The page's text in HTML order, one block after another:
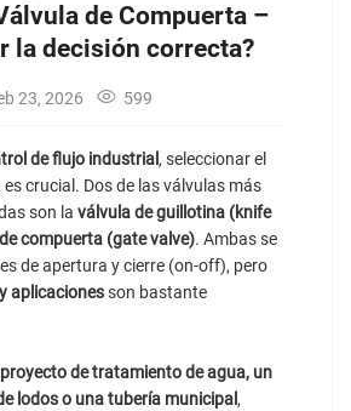
de Compuerta –
la decisión correcta?
23, 2026 599
de flujo industrial , seleccionar el
crucial. Dos de las válvulas más
son la válvula de guillotina (knife
compuerta (gate valve). Ambas se
de apertura y cierre (on-off), pero
aplicacionesson bastante
proyecto de tratamiento de agua, un
lodos o una tubería municipal ,